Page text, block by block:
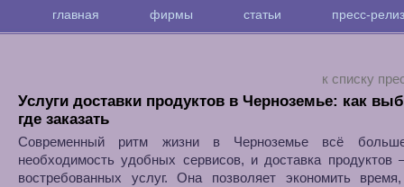
главная фирмы статьи пресс-
к списку
Услуги доставки продуктов в Черноземье: как
где заказать
Современный ритм жизни в Черноземье всё
необходимость удобных сервисов, и доставка
востребованных услуг. Она позволяет экономить